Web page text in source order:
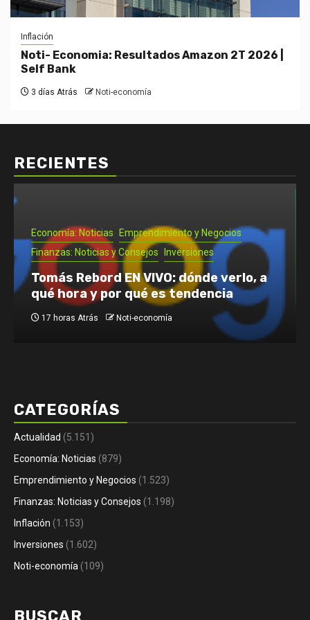
Inflación
Noti- Economia: Resultados Amazon 2T 2026 |
Self Bank
3 días Atrás Noti-economía
RECIENTES
Emprendimiento y Negocios
Noti- Economia: Guía para que un
autónomo se vaya de vacaciones
2 días Atrás Noti-economía
CATEGORÍAS
Actualidad (5.151)
Economía: Noticias (879)
Emprendimiento y Negocios (1.523)
Finanzas: Noticias y Consejos (1.198)
Inflación (1.153)
Inversiones (1.602)
Noti-economía (109)
BUSCAR